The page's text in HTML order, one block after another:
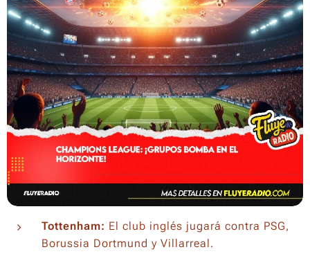
Tottenham: El club inglés jugará contra PSG,
Borussia Dortmund y Villarreal.